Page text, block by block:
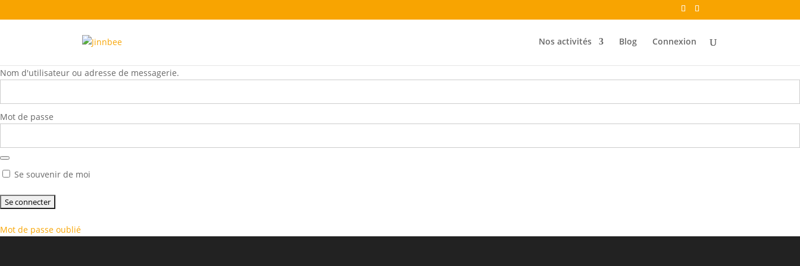
Nos activités Blog Connexion
Nom d'utilisateur ou adresse de messagerie.
Mot de passe
Se souvenir de moi
Mot de passe oublié